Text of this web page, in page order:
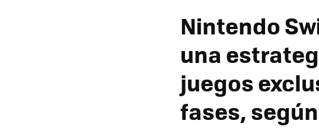
Nintendo
una
juegos
fases,